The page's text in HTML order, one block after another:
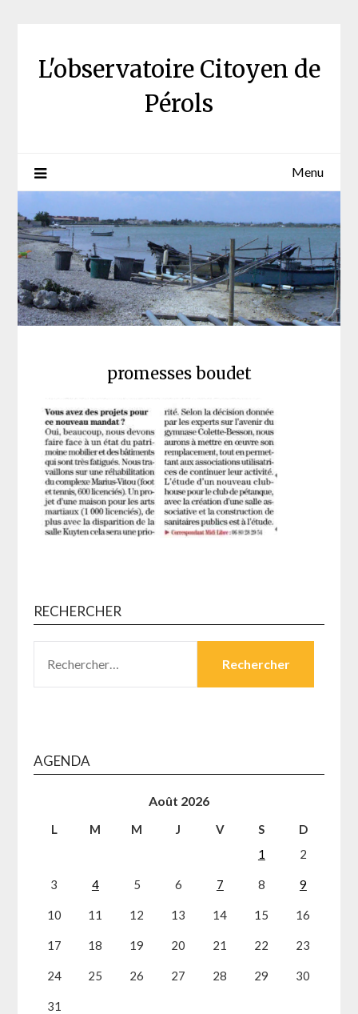
L'observatoire Citoyen de
Pérols
Menu
promesses boudet
RECHERCHER
AGENDA
Août 2026
L M M J V S
D
1
2
3 4 5 6 7 8 9
10 11 12 13 14 15 16
17 18 19 20 21 22 23
24 25 26 27 28 29 30
31